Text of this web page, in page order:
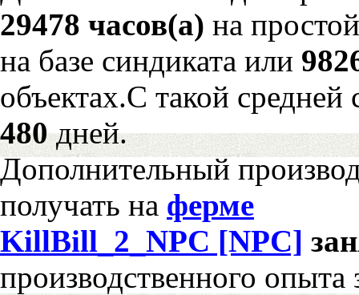
29478 часов(а) на
на базе синдиката или
объектах.С такой
480дней.
Дополнительный
получать на ферме
KillBill_2_NPC [NPC]
производственного опыта